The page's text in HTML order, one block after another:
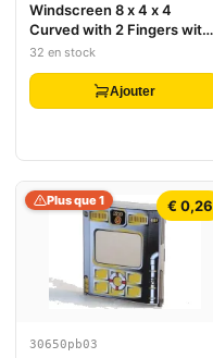
Windscreen 8 x 4 x 4
Curved with 2 Fingers with
Headlights and Res-Q
Pattern
32 en stock
Ajouter
€ 0,26
Plus que 1
30650pb03